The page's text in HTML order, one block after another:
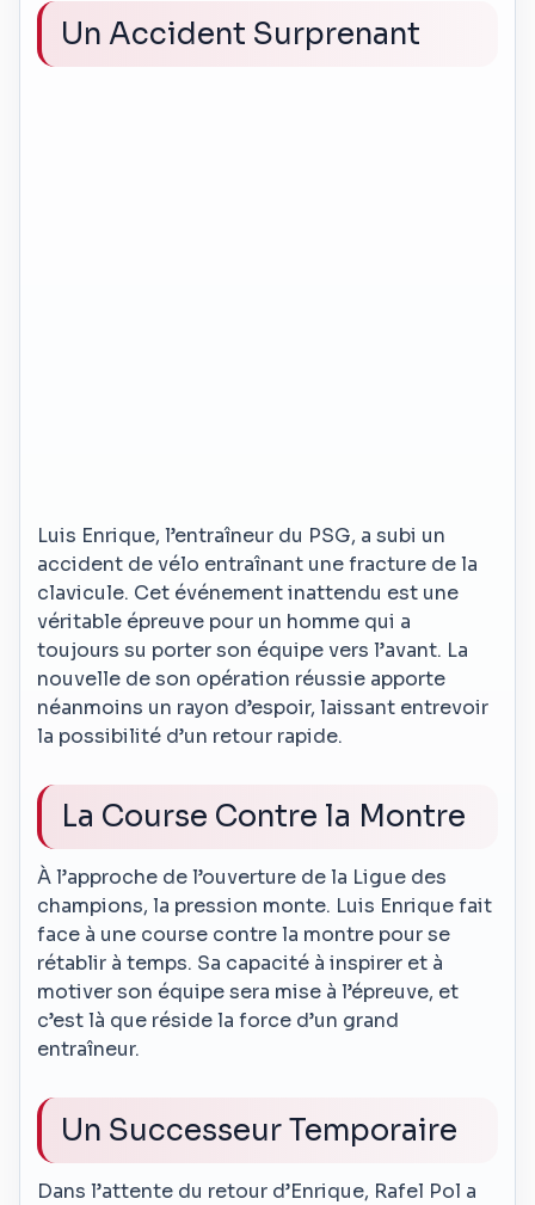
Un Accident Surprenant
Luis Enrique, l’entraîneur du PSG, a subi un
accident de vélo entraînant une fracture de la
clavicule. Cet événement inattendu est une
véritable épreuve pour un homme qui a
toujours su porter son équipe vers l’avant. La
nouvelle de son opération réussie apporte
néanmoins un rayon d’espoir, laissant entrevoir
la possibilité d’un retour rapide.
La Course Contre la Montre
À l’approche de l’ouverture de la Ligue des
champions, la pression monte. Luis Enrique fait
face à une course contre la montre pour se
rétablir à temps. Sa capacité à inspirer et à
motiver son équipe sera mise à l’épreuve, et
c’est là que réside la force d’un grand
entraîneur.
Un Successeur Temporaire
Dans l’attente du retour d’Enrique, Rafel Pol a